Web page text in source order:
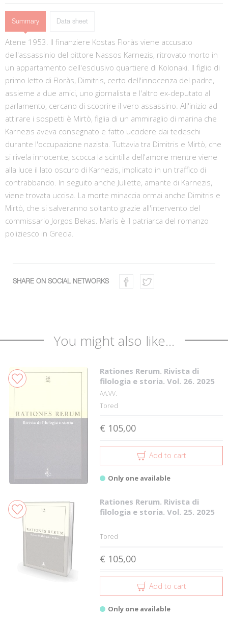
Summary Data sheet
Atene 1953. Il finanziere Kostas Floràs viene accusato
dell'assassinio del pittore Nassos Karnezis, ritrovato morto in
un appartamento dell'esclusivo quartiere di Kolonaki. Il figlio di
primo letto di Floràs, Dimitris, certo dell'innocenza del padre,
assieme a due amici, uno giornalista e l'altro ex-deputato al
parlamento, cercano di scoprire il vero assassino. All'inizio ad
attirare i sospetti è Mirtò, figlia di un ammiraglio di marina che
Karnezis aveva consegnato e fatto uccidere dai tedeschi
durante l'occupazione nazista. Tuttavia tra Dimitris e Mirtò, che
si rivela innocente, scocca la scintilla dell'amore mentre viene
alla luce il lato oscuro di Karnezis, implicato in un traffico di
contrabbando. In seguito anche Juliette, amante di Karnezis,
viene trovata uccisa. La morte minaccia ormai anche Dimitris e
Mirtò, che si salveranno soltanto grazie all'intervento del
commissario Jorgos Bekas. Marìs è il patriarca del romanzo
poliziesco in Grecia.
SHARE ON SOCIAL NETWORKS
You might also like...
Rationes Rerum. Rivista di
filologia e storia. Vol. 26. 2025
AA.VV.
Tored
€ 105,00
Add to cart
Only one available
Rationes Rerum. Rivista di
filologia e storia. Vol. 25. 2025
Tored
€ 105,00
Add to cart
Only one available